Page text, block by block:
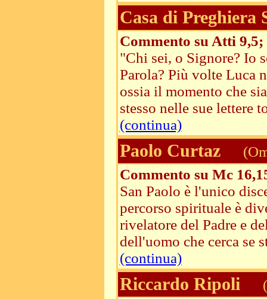
Casa di Preghiera
Commento su Atti 9,5;
"Chi sei, o Signore? Io
Parola? Più volte Luca
ossia il momento che
stesso nelle sue lettere
(continua)
Paolo Curtaz
Commento su Mc
San Paolo è l'unico
percorso spirituale è
rivelatore del Padre e
dell'uomo che cerca se
(continua)
Riccardo Ripoli